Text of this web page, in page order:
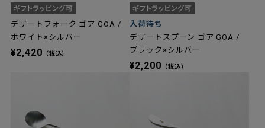
デザートフォーク ゴア GOA /
ホワイト×シルバー
¥2,420 （税込）
入荷待ち
デザートスプーン ゴア GOA /
ブラック×シルバー
¥2,200 （税込）